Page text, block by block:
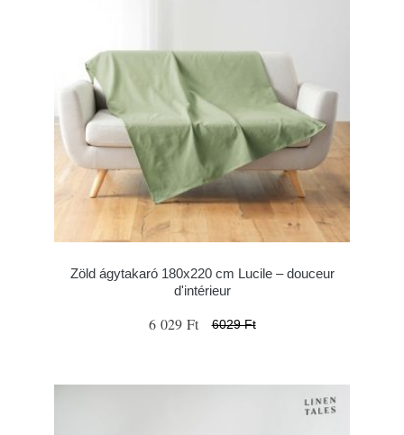
Zöld ágytakaró 180x220 cm Lucile – douceur
d'intérieur
6 029 Ft 6029 Ft